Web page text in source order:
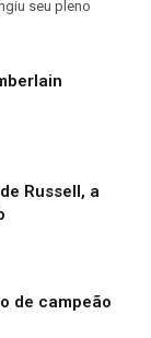
seu pleno
Russell, a
de campeão